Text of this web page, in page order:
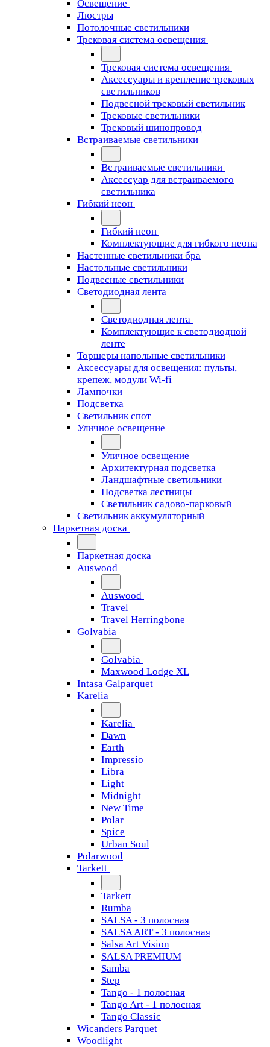
Освещение
Люстры
Потолочные светильники
Трековая система освещения
Трековая система освещения
Аксессуары и крепление трековых
светильников
Подвесной трековый светильник
Трековые светильники
Трековый шинопровод
Встраиваемые светильники
Встраиваемые светильники
Аксессуар для встраиваемого
светильника
Гибкий неон
Гибкий неон
Комплектующие для гибкого неона
Настенные светильники бра
Настольные светильники
Подвесные светильники
Светодиодная лента
Светодиодная лента
Комплектующие к светодиодной
ленте
Торшеры напольные светильники
Аксессуары для освещения: пульты,
крепеж, модули Wi-fi
Лампочки
Подсветка
Светильник спот
Уличное освещение
Уличное освещение
Архитектурная подсветка
Ландшафтные светильники
Подсветка лестницы
Светильник садово-парковый
Светильник аккумуляторный
Паркетная доска
Паркетная доска
Auswood
Auswood
Travel
Travel Herringbone
Golvabia
Golvabia
Maxwood Lodge XL
Intasa Galparquet
Karelia
Karelia
Dawn
Earth
Impressio
Libra
Light
Midnight
New Time
Polar
Spice
Urban Soul
Polarwood
Tarkett
Tarkett
Rumba
SALSA - 3 полосная
SALSA ART - 3 полосная
Salsa Art Vision
SALSA PREMIUM
Samba
Step
Tango - 1 полосная
Tango Art - 1 полосная
Tango Classiс
Wicanders Parquet
Woodlight